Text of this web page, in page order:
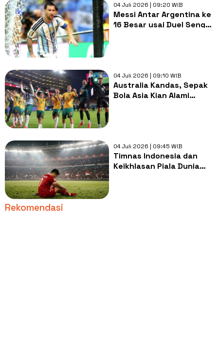
04 Juli 2026 | 09:20 WIB
Messi Antar Argentina ke
16 Besar usai Duel Sengit
04 Juli 2026 | 09:10 WIB
Australia Kandas, Sepak
Bola Asia Kian Alami
04 Juli 2026 | 09:45 WIB
Timnas Indonesia dan
Keikhlasan Piala Dunia
Rekomendasi